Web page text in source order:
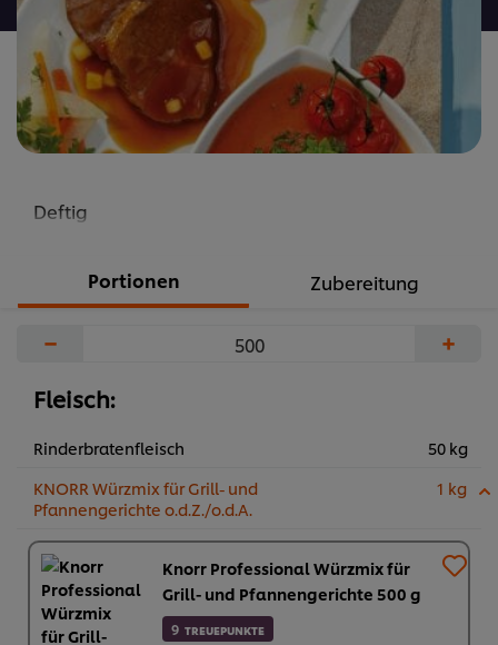
Deftig
Portionen Zubereitung
− +
Fleisch:
Rinderbratenfleisch
50 kg
KNORR Würzmix für Grill- und
Pfannengerichte o.d.Z./o.d.A.
1 kg
Knorr Professional Würzmix für
Grill- und Pfannengerichte 500 g
9 TREUEPUNKTE